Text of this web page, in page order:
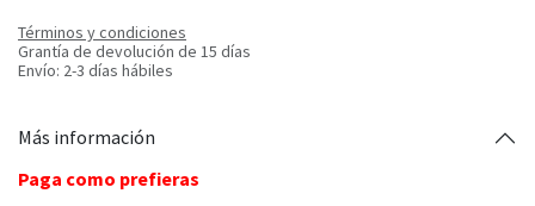
Términos y condiciones
Grantía de devolución de 15 días
Envío: 2-3 días hábiles
Más información
Paga como prefieras